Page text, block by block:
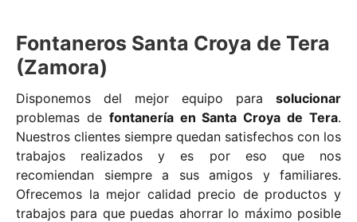
Fontaneros Santa Croya de Tera
(Zamora)
Disponemos del mejor equipo para solucionar
problemas de fontanería en Santa Croya de Tera.
Nuestros clientes siempre quedan satisfechos con los
trabajos realizados y es por eso que nos
recomiendan siempre a sus amigos y familiares.
Ofrecemos la mejor calidad precio de productos y
trabajos para que puedas ahorrar lo máximo posible